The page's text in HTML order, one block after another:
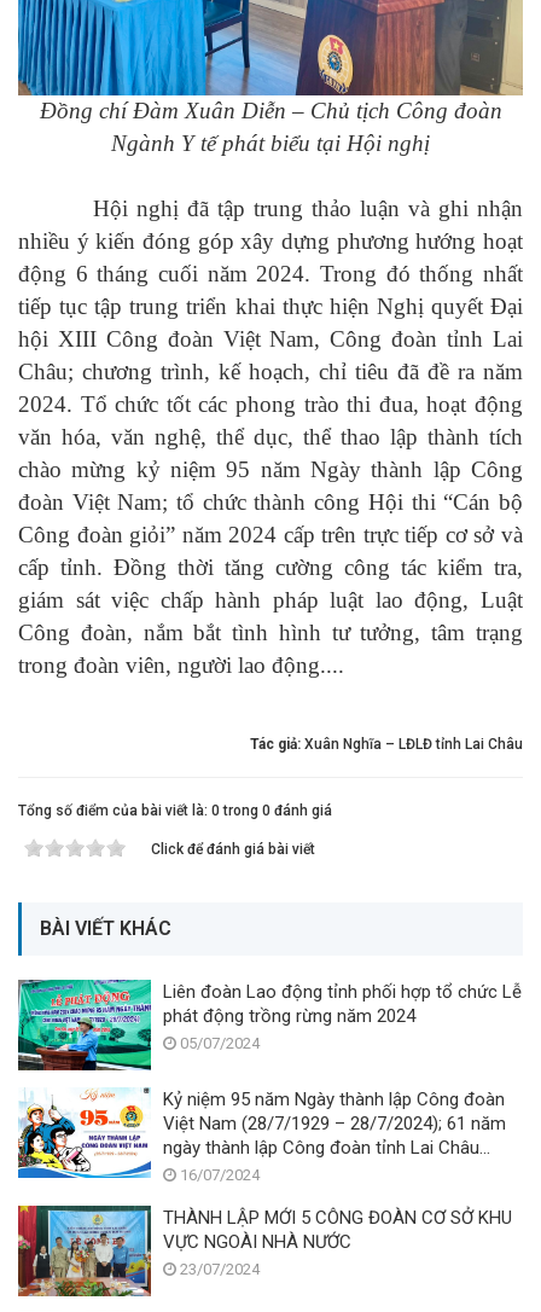
Đồng chí Đàm Xuân Diễn – Chủ tịch Công đoàn
Ngành Y tếphát biểu tại Hội nghị
Hội nghị đã tập trung thảo luận và ghi nhận
nhiều ý kiến đóng góp xây dựng phương hướng hoạt
động 6 tháng cuối năm 2024. Trong đó thống nhất
tiếp tục tập trung triển khai thực hiện Nghị quyết Đại
hội XIII Công đoàn Việt Nam, Công đoàn tỉnh Lai
Châu; chương trình, kế hoạch, chỉ tiêu đã đề ra năm
2024. Tổ chức tốt các phong trào thi đua, hoạt động
văn hóa, văn nghệ, thể dục, thể thao lập thành tích
chào mừng kỷ niệm 95 năm Ngày thành lập Công
đoàn Việt Nam; tổ chức thành công Hội thi “Cán bộ
Công đoàn giỏi” năm 2024 cấp trên trực tiếp cơ sở và
cấp tỉnh. Đồng thời tăng cường công tác kiểm tra,
giám sát việc chấp hành pháp luật lao động, Luật
Công đoàn, nắm bắt tình hình tư tưởng, tâm trạng
trong đoàn viên, người lao động....
Tác giả: Xuân Nghĩa – LĐLĐ tỉnh Lai Châu
Tổng số điểm của bài viết là: 0 trong 0 đánh giá
Click để đánh giá bài viết
BÀI VIẾT KHÁC
Liên đoàn Lao động tỉnh phối hợp tổ chức Lễ
phát động trồng rừng năm 2024
05/07/2024
Kỷ niệm 95 năm Ngày thành lập Công đoàn
Việt Nam (28/7/1929 – 28/7/2024); 61 năm
ngày thành lập Công đoàn tỉnh Lai Châu
(15/4/1963-15/4/2024)
16/07/2024
THÀNH LẬP MỚI 5 CÔNG ĐOÀN CƠ SỞ KHU
VỰC NGOÀI NHÀ NƯỚC
23/07/2024